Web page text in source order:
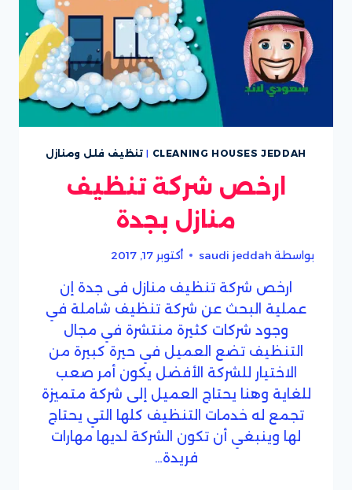
CLEANING HOUSES JEDDAH
| تنظيف فلل ومنازل
ارخص شركة تنظيف
منازل بجدة
بواسطة saudi jeddah أكتوبر 17, 2017
ارخص شركة تنظيف منازل فى جدة إن
عملية البحث عن شركة تنظيف شاملة في
وجود شركات كثيرة منتشرة في مجال
التنظيف تضع العميل في حيرة كبيرة من
الاختيار للشركة الأفضل يكون أمر صعب
للغاية وهنا يحتاج العميل إلى شركة متميزة
تجمع له خدمات التنظيف كلها التي يحتاج
لها وينبغي أن تكون الشركة لديها مهارات
فريدة…